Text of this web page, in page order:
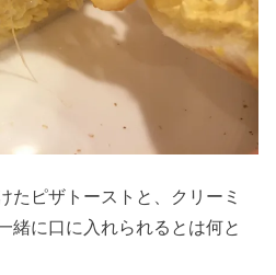
たピザトーストと、クリーミ
緒に口に入れられるとは何と